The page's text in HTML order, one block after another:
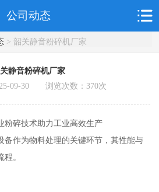
公司动态
> 韶关静音粉碎机厂家
静音粉碎机厂家
09-30 浏览次数：370次
粉碎技术助力工业高效生产
备作为物料处理的关键环节，其性能与
。